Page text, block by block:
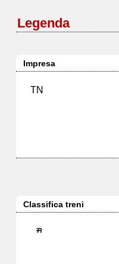
Legenda
Impresa
TN
Classifica treni